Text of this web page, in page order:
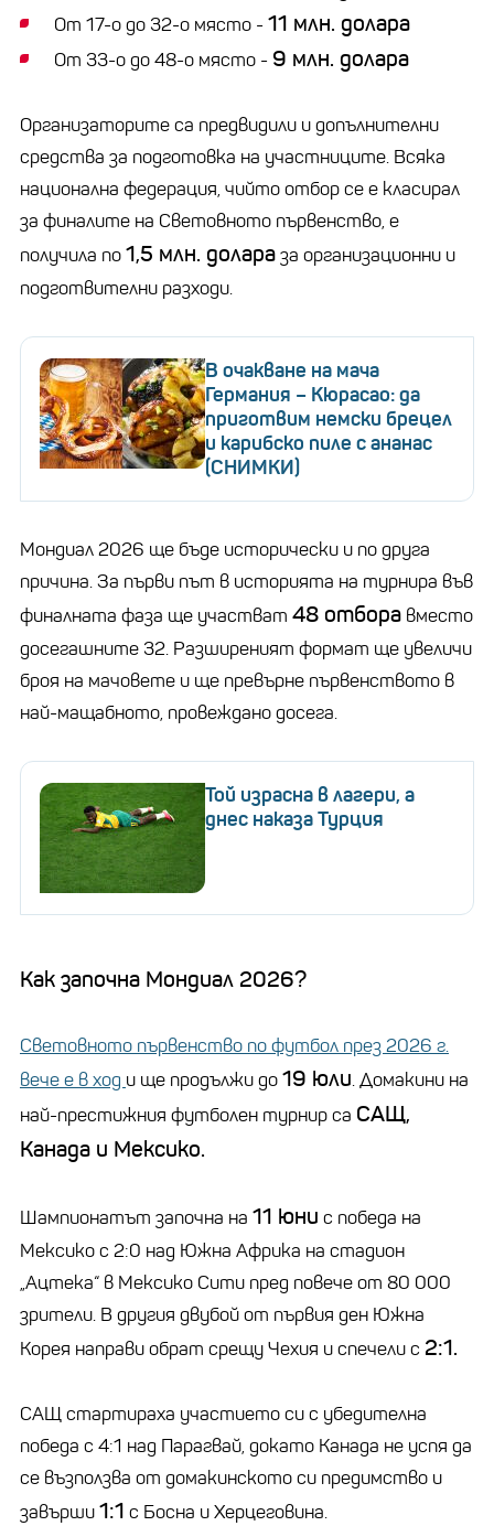
От 17-о до 32-о място - 11 млн. долара
От 33-о до 48-о място - 9 млн. долара
Организаторите са предвидили и допълнителни
средства за подготовка на участниците. Всяка
национална федерация, чийто отбор се е класирал
за финалите на Световното първенство, е
получила по1,5 млн. долараза организационни и
подготвителни разходи.
В очакване на мача
Германия – Кюрасао: да
приготвим немски брецел
и карибско пиле с ананас
(СНИМКИ)
Мондиал 2026 ще бъде исторически и по друга
причина. За първи път в историята на турнира във
финалната фаза ще участват 48 отбора вместо
досегашните 32. Разширеният формат ще увеличи
броя на мачовете и ще превърне първенството в
най-мащабното, провеждано досега.
Той израсна в лагери, а
днес наказа Турция
Как започна Мондиал 2026?
Световното първенство по футбол през 2026 г.
вече е в ход и ще продължи до19 юли. Домакини на
най-престижния футболен турнир са САЩ,
Канада и Мексико.
Шампионатът започна на 11 юни с победа на
Мексико с 2:0 над Южна Африка на стадион
„Ацтека“ в Мексико Сити пред повече от 80 000
зрители. В другия двубой от първия ден Южна
Корея направи обрат срещу Чехия и спечели с 2:1.
САЩ стартираха участието си с убедителна
победа с 4:1 над Парагвай, докато Канада не успя да
се възползва от домакинското си предимство и
завърши1:1 с Босна и Херцеговина.